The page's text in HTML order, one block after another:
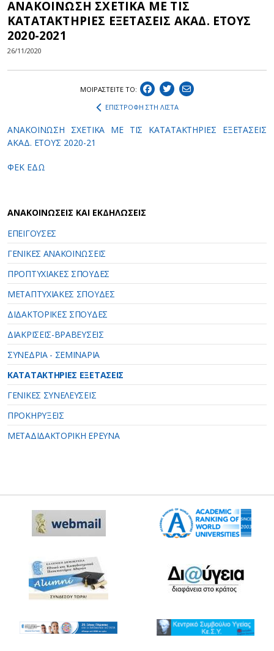
ΑΝΑΚΟΙΝΩΣΗ ΣΧΕΤΙΚΑ ΜΕ ΤΙΣ
ΚΑΤΑΤΑΚΤΗΡΙΕΣ ΕΞΕΤΑΣΕΙΣ ΑΚΑΔ. ΕΤΟΥΣ
2020-2021
26/11/2020
ΜΟΙΡΑΣΤEIΤΕ ΤΟ:
ΕΠΙΣΤΡΟΦΗ ΣΤΗ ΛΙΣΤΑ
ΑΝΑΚΟΙΝΩΣΗ ΣΧΕΤΙΚΑ ΜΕ ΤΙΣ ΚΑΤΑΤΑΚΤΗΡΙΕΣ ΕΞΕΤΑΣΕΙΣ
ΑΚΑΔ. ΕΤΟΥΣ 2020-21
ΦΕΚ ΕΔΩ
ΑΝΑΚΟΙΝΩΣΕΙΣ ΚΑΙ ΕΚΔΗΛΩΣΕΙΣ
ΕΠΕΙΓΟΥΣΕΣ
ΓΕΝΙΚΕΣ ΑΝΑΚΟΙΝΩΣΕΙΣ
ΠΡΟΠΤΥΧΙΑΚΕΣ ΣΠΟΥΔΕΣ
ΜΕΤΑΠΤΥΧΙΑΚΕΣ ΣΠΟΥΔΕΣ
ΔΙΔΑΚΤΟΡΙΚΕΣ ΣΠΟΥΔΕΣ
ΔΙΑΚΡΙΣΕΙΣ-ΒΡΑΒΕΥΣΕΙΣ
ΣΥΝΕΔΡΙΑ - ΣΕΜΙΝΑΡΙΑ
ΚΑΤΑΤΑΚΤΗΡΙΕΣ ΕΞΕΤΑΣΕΙΣ
ΓΕΝΙΚΕΣ ΣΥΝΕΛΕΥΣΕΙΣ
ΠΡΟΚΗΡΥΞΕΙΣ
ΜΕΤΑΔΙΔΑΚΤΟΡΙΚΗ ΕΡΕΥΝΑ